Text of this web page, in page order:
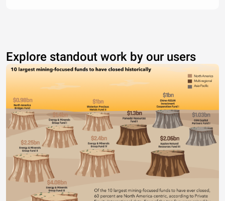
Explore standout work by our users